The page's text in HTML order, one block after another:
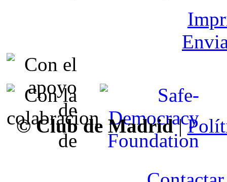
© Club de Madrid|